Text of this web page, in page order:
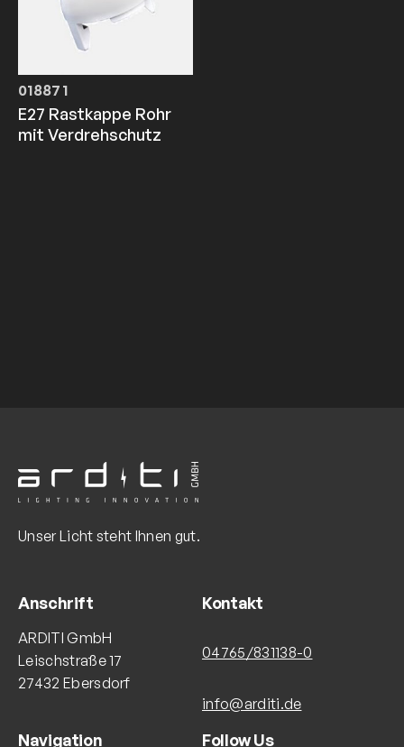
018871
E27 Rastkappe Rohr
mit Verdrehschutz
Unser Licht steht Ihnen gut.
Anschrift
ARDITI GmbH
Leischstraße 17
27432 Ebersdorf
Kontakt
04765/831138-0
info@arditi.de
Navigation Follow Us